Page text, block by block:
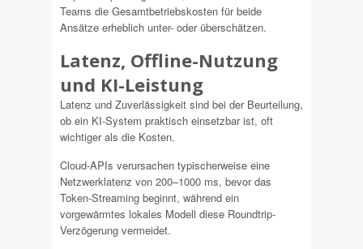
Teams die Gesamtbetriebskosten für beide
Ansätze erheblich unter- oder überschätzen.
Latenz, Offline-Nutzung
und KI-Leistung
Latenz und Zuverlässigkeit sind bei der Beurteilung,
ob ein KI-System praktisch einsetzbar ist, oft
wichtiger als die Kosten.
Cloud-APIs verursachen typischerweise eine
Netzwerklatenz von 200–1000 ms, bevor das
Token-Streaming beginnt, während ein
vorgewärmtes lokales Modell diese Roundtrip-
Verzögerung vermeidet.